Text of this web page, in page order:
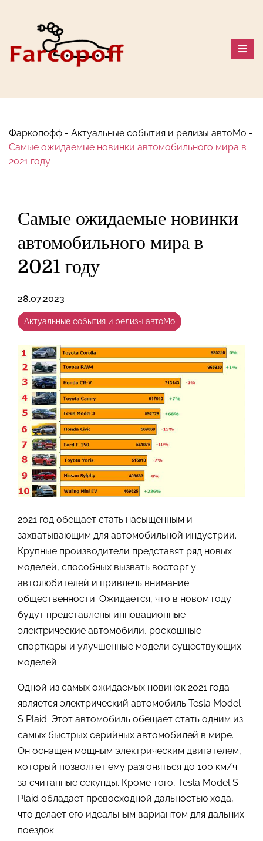
содержанию
Автомобильный мир: Марки,
Безопасность
Фаркопофф - Актуальные события и релизы автоМо -
Самые ожидаемые новинки автомобильного мира в
2021 году
Самые ожидаемые новинки
автомобильного мира в
2021 году
28.07.2023
Актуальные события и релизы автоМо
2021 год обещает стать насыщенным и
захватывающим для автомобильной индустрии.
Крупные производители представят ряд новых
моделей, способных вызвать восторг у
автолюбителей и привлечь внимание
общественности. Ожидается, что в новом году
будут представлены инновационные
электрические автомобили, роскошные
спорткары и улучшенные модели существующих
моделей.
Одной из самых ожидаемых новинок 2021 года
является электрический автомобиль Tesla Model
S Plaid. Этот автомобиль обещает стать одним из
самых быстрых серийных автомобилей в мире.
Он оснащен мощным электрическим двигателем,
который позволяет ему разгоняться до 100 км/ч
за считанные секунды. Кроме того, Tesla Model S
Plaid обладает превосходной дальностью хода,
что делает его идеальным вариантом для дальних
поездок.